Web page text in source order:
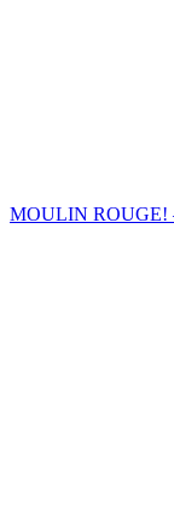
MOULIN ROUGE!